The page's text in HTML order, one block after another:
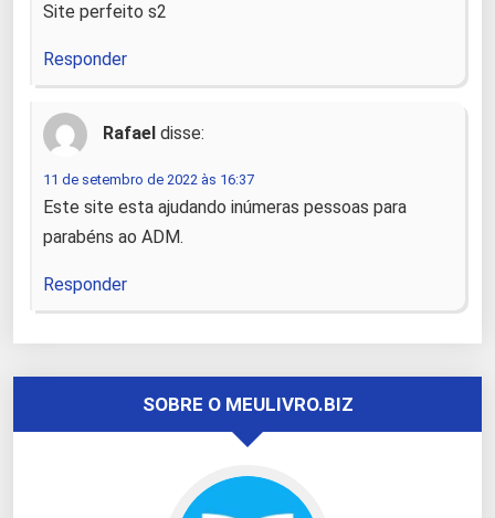
Site perfeito s2
Responder
Rafael disse:
11 de setembro de 2022 às 16:37
Este site esta ajudando inúmeras pessoas para
parabéns ao ADM.
Responder
SOBRE O MEULIVRO.BIZ